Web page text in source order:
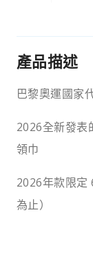
產品描述
巴黎奧運國家
2026全新發表
領巾
2026年款限定
為止）